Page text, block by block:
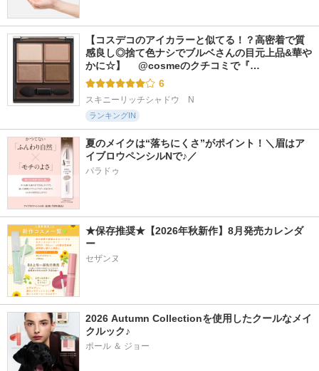
【コスデコのアイカラーと似てる！？高密着で質
感良し◎捨て色ナシでブルベさんの目元上品&華や
かに☆】 　@cosmeのクチコミで『…
6
スキニーリッチシャドウ　N
ランキングIN
夏のメイクは“落ちにくさ”がポイント！＼眉はア
イブロウペンシルNで♪／
パラドゥ
★保存推奨★【2026年秋新作】8月発売カレンダ
ー
セザンヌ
2026 Autumn Collectionを使用したクールなメイ
クルック♪
ポール ＆ ジョー